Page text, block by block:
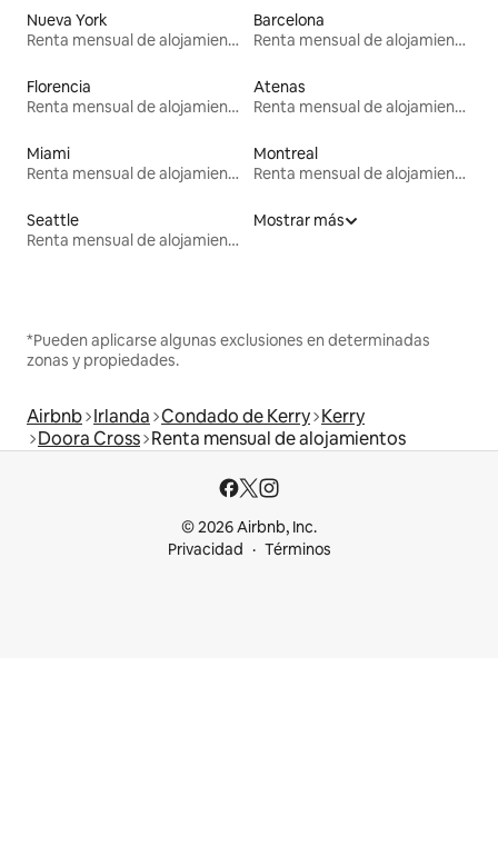
Nueva York
Renta mensual de alojamientos
Barcelona
Renta mensual de alojamientos
Florencia
Renta mensual de alojamientos
Atenas
Renta mensual de alojamientos
Miami
Renta mensual de alojamientos
Montreal
Renta mensual de alojamientos
Seattle
Renta mensual de alojamientos
Mostrar más
*Pueden aplicarse algunas exclusiones en determinadas
zonas y propiedades.
Airbnb Irlanda Condado de Kerry Kerry
Doora Cross Renta mensual de alojamientos
© 2026 Airbnb, Inc.
Privacidad
Términos